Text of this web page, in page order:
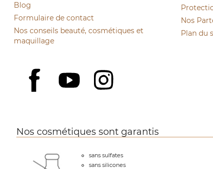
Blog
Formulaire de contact
Nos conseils beauté, cosmétiques et
maquillage
Nos
Plan du
Facebook
YouTube
Nos cosmétiques sont garantis
sans sulfates
sans silicones